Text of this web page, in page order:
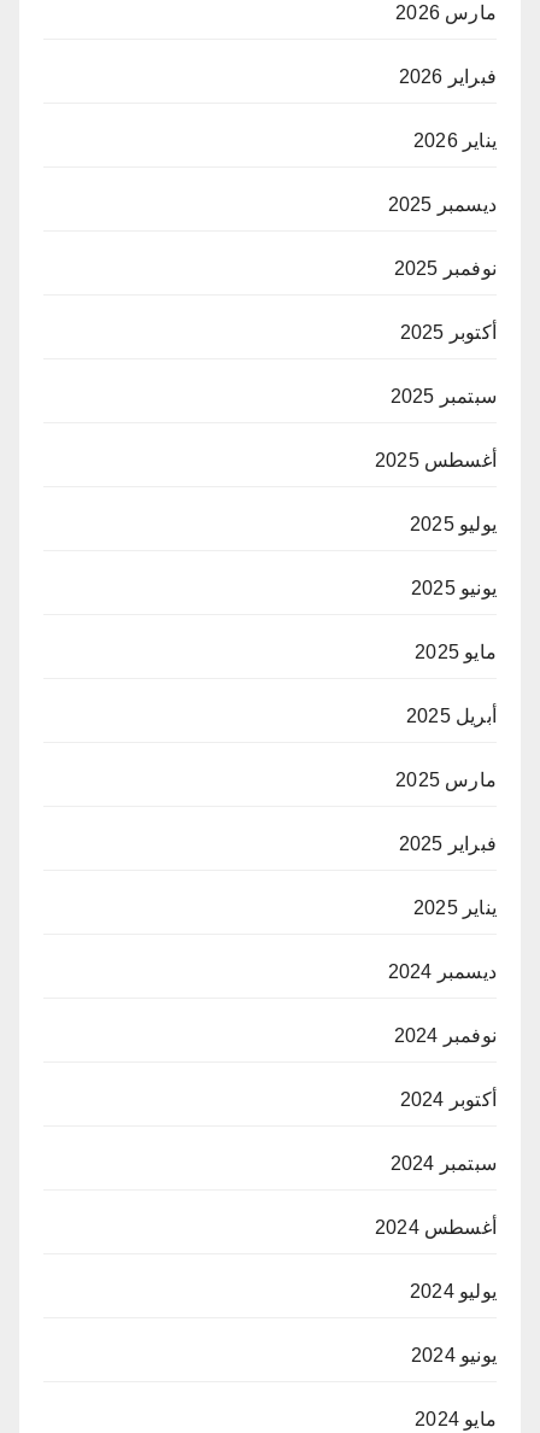
مارس 2026
فبراير 2026
يناير 2026
ديسمبر 2025
نوفمبر 2025
أكتوبر 2025
سبتمبر 2025
أغسطس 2025
يوليو 2025
يونيو 2025
مايو 2025
أبريل 2025
مارس 2025
فبراير 2025
يناير 2025
ديسمبر 2024
نوفمبر 2024
أكتوبر 2024
سبتمبر 2024
أغسطس 2024
يوليو 2024
يونيو 2024
مايو 2024